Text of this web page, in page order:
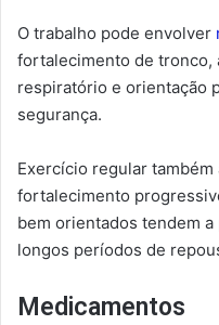
O trabalho pode envolver
fortalecimento de tronco,
respiratório e orientação
segurança.
Exercício regular também
fortalecimento
bem orientados tendem
longos períodos de
Medicamentos